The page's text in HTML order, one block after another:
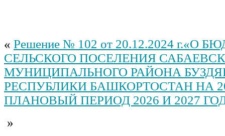
« Решение № 102 от 20.12.2024 г.«О
СЕЛЬСКОГО ПОСЕЛЕНИЯ
МУНИЦИПАЛЬНОГО РАЙОНА
РЕСПУБЛИКИ БАШКОРТОСТАН НА
ПЛАНОВЫЙ ПЕРИОД 2026 И 2027
»